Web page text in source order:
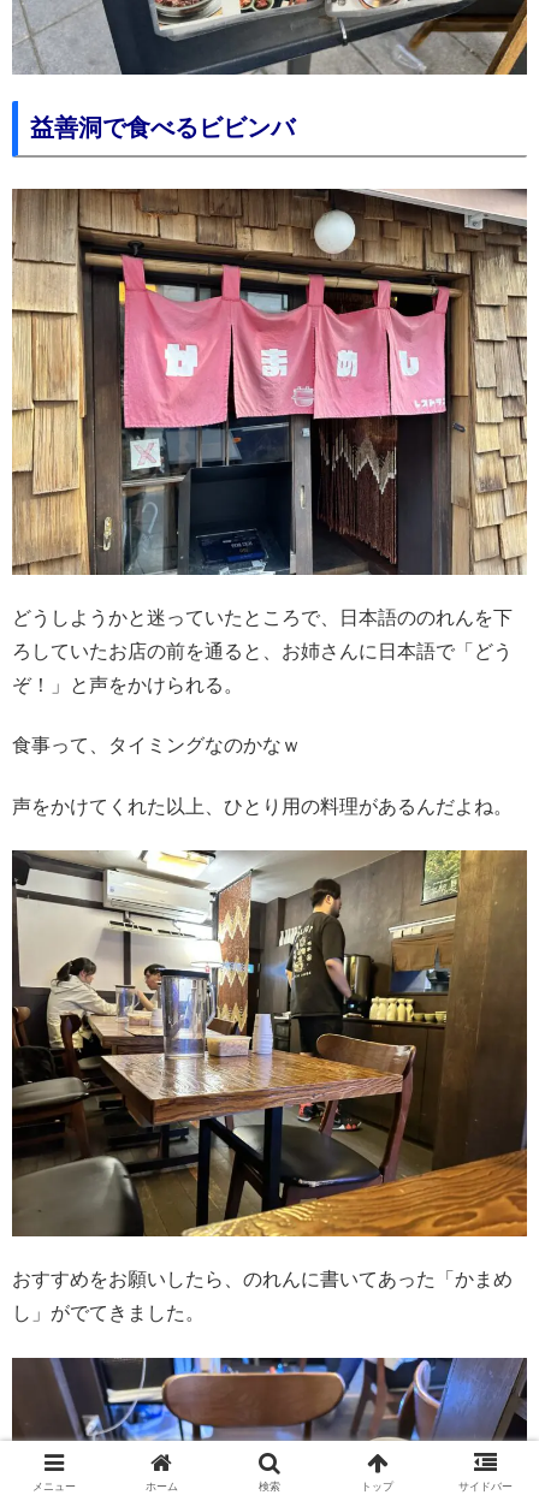
益善洞で食べるビビンバ
どうしようかと迷っていたところで、日本語ののれんを下
ろしていたお店の前を通ると、お姉さんに日本語で「どう
ぞ！」と声をかけられる。
食事って、タイミングなのかなｗ
声をかけてくれた以上、ひとり用の料理があるんだよね。
おすすめをお願いしたら、のれんに書いてあった「かまめ
し」がでてきました。
メニュー ホーム 検索 トップ サイドバー